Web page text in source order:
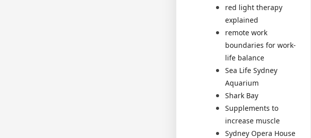
red light therapy
explained
remote work
boundaries for work-
life balance
Sea Life Sydney
Aquarium
Shark Bay
Supplements to
increase muscle
Sydney Opera House